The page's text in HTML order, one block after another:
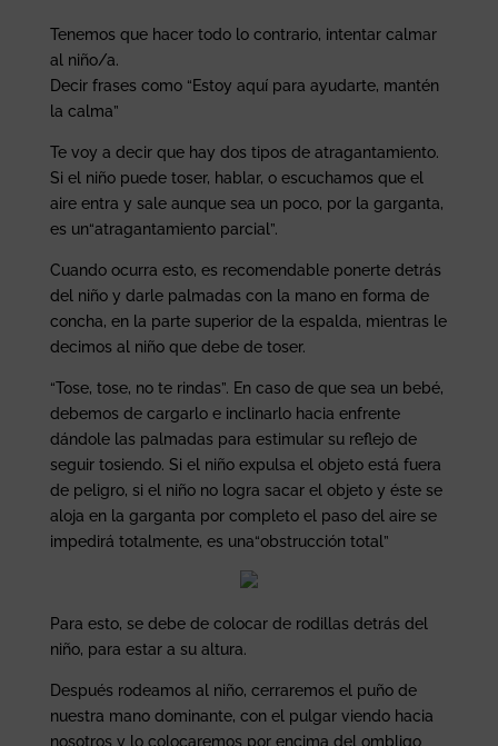
Tenemos que hacer todo lo contrario, intentar calmar
al niño/a.
Decir frases como “Estoy aquí para ayudarte, mantén
la calma”
Te voy a decir que hay dos tipos de atragantamiento.
Si el niño puede toser, hablar, o escuchamos que el
aire entra y sale aunque sea un poco, por la garganta,
es un“atragantamiento parcial”.
Cuando ocurra esto, es recomendable ponerte detrás
del niño y darle palmadas con la mano en forma de
concha, en la parte superior de la espalda, mientras le
decimos al niño que debe de toser.
“Tose, tose, no te rindas”. En caso de que sea un bebé,
debemos de cargarlo e inclinarlo hacia enfrente
dándole las palmadas para estimular su reflejo de
seguir tosiendo. Si el niño expulsa el objeto está fuera
de peligro, si el niño no logra sacar el objeto y éste se
aloja en la garganta por completo el paso del aire se
impedirá totalmente, es una“obstrucción total”
Para esto, se debe de colocar de rodillas detrás del
niño, para estar a su altura.
Después rodeamos al niño, cerraremos el puño de
nuestra mano dominante, con el pulgar viendo hacia
nosotros y lo colocaremos por encima del ombligo